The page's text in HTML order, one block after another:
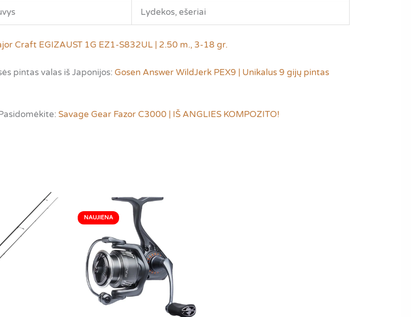
Lydekos, ešeriai
Craft EGIZAUST 1G EZ1-S832UL | 2.50 m., 3-18 gr.
pintas valas iš Japonijos: Gosen Answer WildJerk PEX9 | Unikalus 9 gijų pintas
Savage Gear Fazor C3000 | IŠ ANGLIES KOMPOZITO!